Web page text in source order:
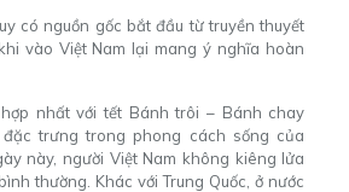
có nguồn gốc bắt đầu từ truyền thuyết
vào Việt Nam lại mang ý nghĩa hoàn
nhất với tết Bánh trôi – Bánh chay
trưng trong phong cách sống của
này, người Việt Nam không kiêng lửa
thường. Khác với Trung Quốc, ở nước